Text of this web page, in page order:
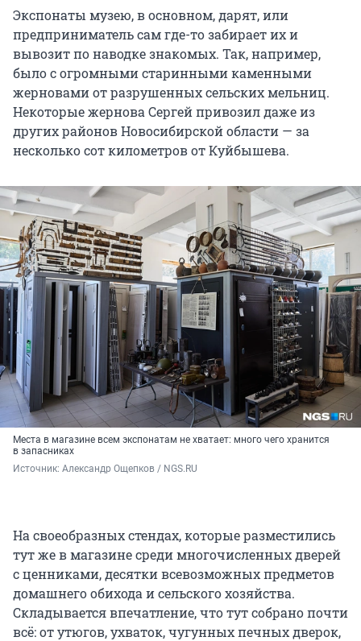
Экспонаты музею, в основном, дарят, или
предприниматель сам где-то забирает их и
вывозит по наводке знакомых. Так, например,
было с огромными старинными каменными
жерновами от разрушенных сельских мельниц.
Некоторые жернова Сергей привозил даже из
других районов Новосибирской области — за
несколько сот километров от Куйбышева.
Места в магазине всем экспонатам не хватает: много чего хранится
в запасниках
Источник: Александр Ощепков / NGS.RU
На своеобразных стендах, которые разместились
тут же в магазине среди многочисленных дверей
с ценниками, десятки всевозможных предметов
домашнего обихода и сельского хозяйства.
Складывается впечатление, что тут собрано почти
всё: от утюгов, ухваток, чугунных печных дверок,